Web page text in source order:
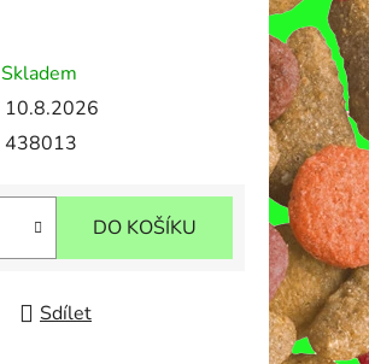
Skladem
10.8.2026
438013
DO KOŠÍKU
Sdílet